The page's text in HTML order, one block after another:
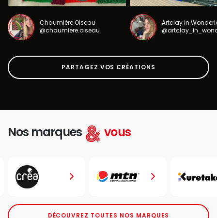
Chaumière Oiseau
@chaumiere.oiseau
Artclay in
PARTAGEZ VOS CRÉATIONS
Nos marques vous
DÉCOUVREZ TOUTES NOS MARQUES